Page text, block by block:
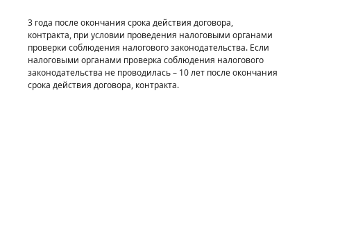
3 года после окончания срока действия договора,
контракта, при условии проведения налоговыми органами
проверки соблюдения налогового законодательства. Если
налоговыми органами проверка соблюдения налогового
законодательства не проводилась – 10 лет после окончания
срока действия договора, контракта.